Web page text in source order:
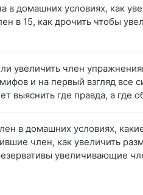
в домашних условиях, как
в 15, как дрочить чтобы
увеличить член
и на первый взгляд все
выяснить где правда, а где
в домашних условиях,
член, как увеличить
увеличивающие